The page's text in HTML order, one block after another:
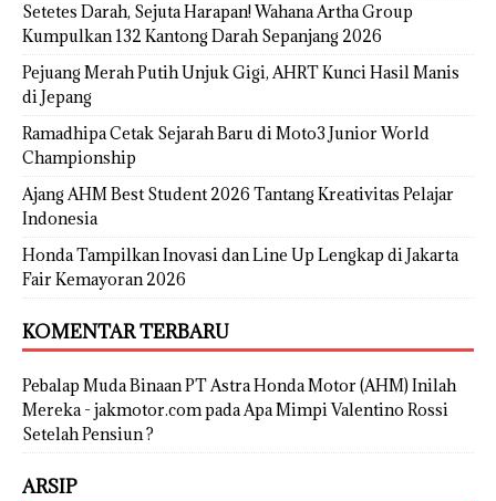
Setetes Darah, Sejuta Harapan! Wahana Artha Group
Kumpulkan 132 Kantong Darah Sepanjang 2026
Pejuang Merah Putih Unjuk Gigi, AHRT Kunci Hasil Manis
di Jepang
Ramadhipa Cetak Sejarah Baru di Moto3 Junior World
Championship
Ajang AHM Best Student 2026 Tantang Kreativitas Pelajar
Indonesia
Honda Tampilkan Inovasi dan Line Up Lengkap di Jakarta
Fair Kemayoran 2026
KOMENTAR TERBARU
Pebalap Muda Binaan PT Astra Honda Motor (AHM) Inilah
Mereka - jakmotor.compadaApa Mimpi Valentino Rossi
Setelah Pensiun ?
ARSIP